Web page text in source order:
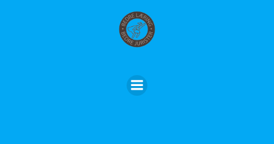
to
content